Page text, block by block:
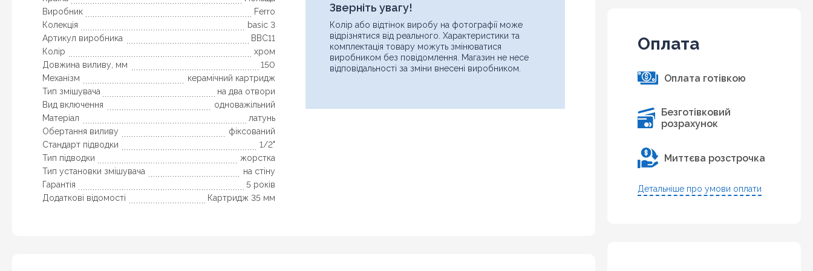
Виробник
Ferro
Колекція
basic 3
Артикул виробника
BBC11
Колір
хром
Довжина виливу, мм
150
Механізм
керамічний картридж
Тип змішувача
на два отвори
Вид включення
одноважільний
Матеріал
латунь
Обертання виливу
фіксований
Стандарт підводки
1/2"
Тип підводки
жорстка
Тип установки змішувача
на стіну
Гарантія
5 років
Додаткові відомості
Картридж 35 мм
Зверніть увагу!
Колір або відтінок виробу на фотографії може
відрізнятися від реального. Характеристики та
комплектація товару можуть змінюватися
виробником без повідомлення. Магазин не несе
відповідальності за зміни внесені виробником.
Оплата
Оплата готівкою
Безготівковий
розрахунок
Миттєва розстрочка
Детальніше про умови оплати